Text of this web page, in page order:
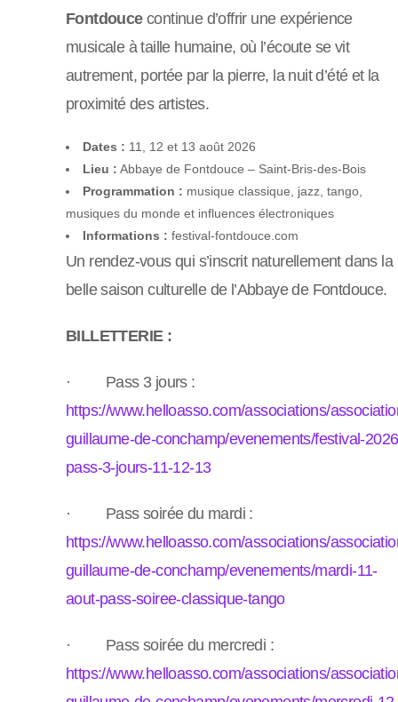
Fontdoucecontinue d’offrir une expérience
musicale à taille humaine, où l’écoute se vit
autrement, portée par la pierre, la nuit d’été et la
proximité des artistes.
Dates : 11, 12 et 13 août 2026
Lieu : Abbaye de Fontdouce – Saint-Bris-des-Bois
Programmation : musique classique, jazz, tango,
musiques du monde et influences électroniques
Informations : festival-fontdouce.com
Un rendez-vous qui s’inscrit naturellement dans la
belle saison culturelle de l’Abbaye de Fontdouce.
BILLETTERIE :
· Pass 3 jours :
https://www.helloasso.com/associations/
guillaume-de-conchamp/evenements/festival-
pass-3-jours-11-12-13
· Pass soirée du mardi :
https://www.helloasso.com/associations/
guillaume-de-conchamp/evenements/mardi-11-
aout-pass-soiree-classique-tango
· Pass soirée du mercredi :
https://www.helloasso.com/associations/